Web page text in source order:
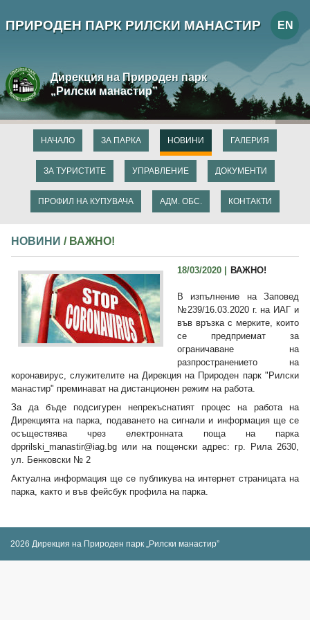
ПРИРОДЕН ПАРК РИЛСКИ МАНАСТИР EN
Дирекция на Природен парк
„Рилски манастир”
НАЧАЛО ЗА ПАРКА НОВИНИ
ЗА ТУРИСТИТЕ УПРАВЛЕНИЕ
ПРОФИЛ НА КУПУВАЧА
ДОКУМЕНТИ
ГАЛЕРИЯ
АДМ. ОБС. КОНТАКТИ
НОВИНИ / ВАЖНО!
18/03/2020 | ВАЖНО!
В изпълнение на Заповед
№239/16.03.2020 г. на ИАГ и
във връзка с мерките, които
се предприемат за
ограничаване на
разпространението на
коронавирус, служителите на Дирекция на Природен парк "Рилски
манастир" преминават на дистанционен режим на работа.
За да бъде подсигурен непрекъснатият процес на работа на
Дирекцията на парка, подаването на сигнали и информация ще се
осъществява чрез електронната поща на парка
dpprilski_manastir@iag.bg или на пощенски адрес: гр. Рила 2630,
ул. Бенковски № 2
Актуална информация ще се публикува на интернет страницата на
парка, както и във фейсбук профила на парка.
2026 Дирекция на Природен парк „Рилски манастир”